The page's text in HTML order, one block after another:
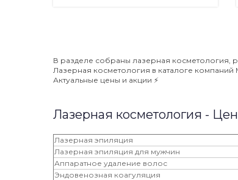
В разделе собраны лазерная косметология,
Лазерная косметология в каталоге
Актуальные цены и акции ⚡️
Лазерная косметология -
Лазерная эпиляция
Лазерная эпиляция для мужчин
Аппаратное удаление волос
Эндовенозная коагуляция